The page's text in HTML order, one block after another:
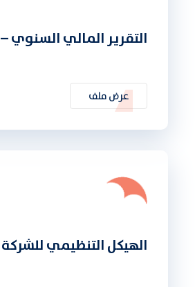
التقرير المالي السنوي – 2025
عرض ملف
الهيكل التنظيمي للشركة